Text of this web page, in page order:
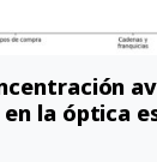
la óptica